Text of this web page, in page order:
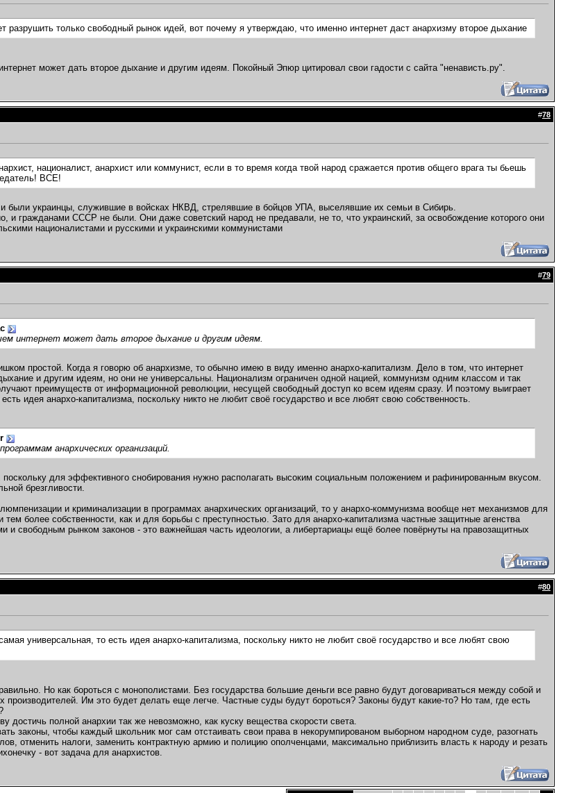
разрушить только свободный рынок идей, вот почему я утверждаю, что именно интернет даст анархизму второе дыхание
может дать второе дыхание и другим идеям. Покойный Эпюр цитировал свои гадости с сайта "ненависть.ру".
#78
националист, анархист или коммунист, если в то время когда твой народ сражается против общего врага ты бьешь
ВСЕ!
и были украинцы, служившие в войсках НКВД, стрелявшие в бойцов УПА, выселявшие их семьи в Сибирь.
и гражданами СССР не были. Они даже советский народ не предавали, не то, что украинский, за освобождение которого они
националистами и русскими и украинскими коммунистами
#79
интернет может дать второе дыхание и другим идеям.
простой. Когда я говорю об анархизме, то обычно имею в виду именно анархо-капитализм. Дело в том, что интернет
и другим идеям, но они не универсальны. Национализм ограничен одной нацией, коммунизм одним классом и так
преимуществ от информационной революции, несущей свободный доступ ко всем идеям сразу. И поэтому выиграет
идея анархо-капитализма, поскольку никто не любит своё государство и все любят свою собственность.
анархических организаций.
для эффективного снобирования нужно располагать высоким социальным положением и рафинированным вкусом.
брезгливости.
и криминализации в программах анархических организаций, то у анархо-коммунизма вообще нет механизмов для
более собственности, как и для борьбы с преступностью. Зато для анархо-капитализма частные защитные агенства
и свободным рынком законов - это важнейшая часть идеологии, а либертариацы ещё более повёрнуты на правозащитных
#80
универсальная, то есть идея анархо-капитализма, поскольку никто не любит своё государство и все любят свою
Но как бороться с монополистами. Без государства большие деньги все равно будут договариваться между собой и
производителей. Им это будет делать еще легче. Частные суды будут бороться? Законы будут какие-то? Но там, где есть
достичь полной анархии так же невозможно, как куску вещества скорости света.
законы, чтобы каждый школьник мог сам отстаивать свои права в некорумпированом выборном народном суде, разогнать
отменить налоги, заменить контрактную армию и полицию ополченцами, максимально приблизить власть к народу и резать
- вот задача для анархистов.